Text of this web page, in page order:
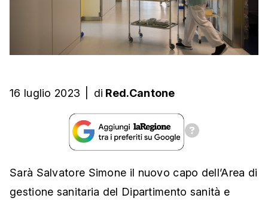
16 luglio 2023 di Red.Cantone
Sarà Salvatore Simone il nuovo capo dell’Area di
gestione sanitaria del Dipartimento sanità e